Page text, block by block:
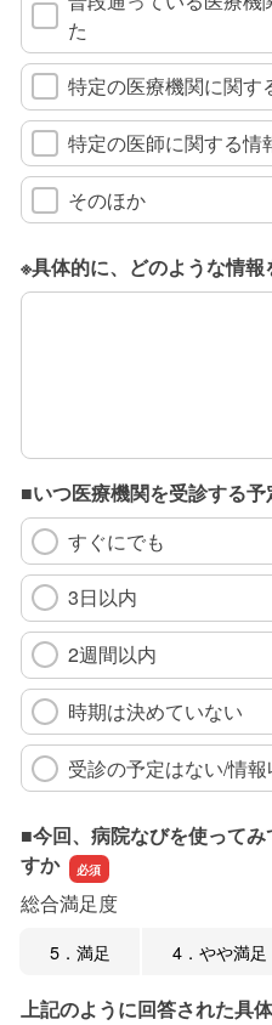
た
特定の医療機関に関す
特定の医師に関する情
そのほか
※具体的に、どのような情
※具体的に、どのような情報
■いつ医療機関を受診する
すぐにでも
3日以内
2週間以内
時期は決めていない
受診の予定はない/情
■今回、病院なびを使って
すか
総合満足度
5．満足 4．やや満足
上記のように回答された具